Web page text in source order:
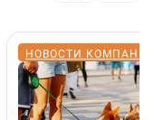
НОВОСТИ